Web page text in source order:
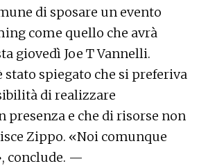
di sposare un evento
come quello che avrà
giovedì Joe T Vannelli.
spiegato che si preferiva
di realizzare
e che di risorse non
Zippo. «Noi comunque
conclude. —